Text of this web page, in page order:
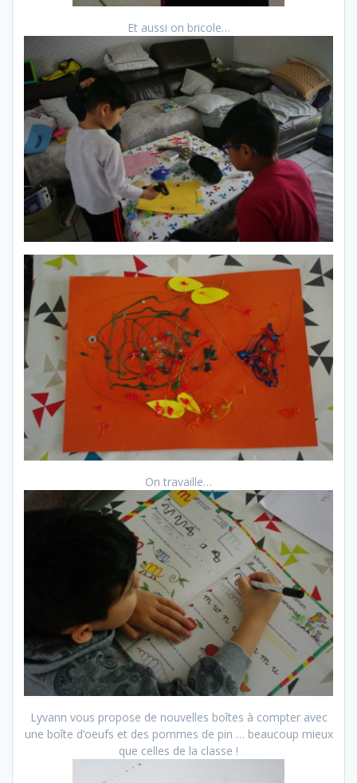
Et aussi on bricole…
On travaille…
Lyvann vous propose de nouvelles boîtes à compter avec
une boîte d’oeufs et des pommes de pin … beaucoup mieux
que celles de la classe !